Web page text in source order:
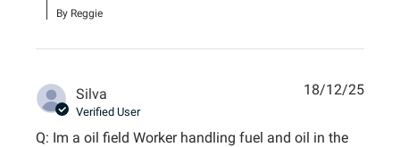
By Reggie
Silva
Verified User
Q: Im a oil field Worker handling fuel and oil in the
18/12/25